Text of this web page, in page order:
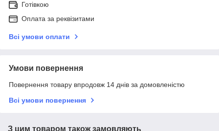
Готівкою
Оплата за реквізитами
Всі умови оплати
Умови повернення
Повернення товару впродовж 14 днів за домовленістю
Всі умови повернення
З цим товаром також замовляють